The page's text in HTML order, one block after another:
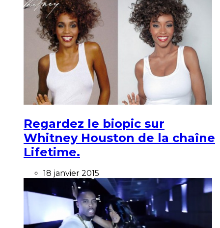
Regardez le biopic sur
Whitney Houston de la chaîne
Lifetime.
18 janvier 2015